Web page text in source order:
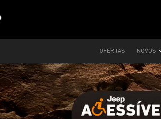
OFERTAS NOVOS